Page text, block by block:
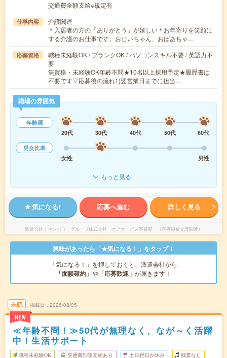
交通費全額支給※規定有
仕事内容
介護関連
＊入居者の方の「ありがとう」が嬉しい＊お年寄りを笑顔に
する介護のお仕事です。おじいちゃん、おばあちゃ…
応募資格
職種未経験OK / ブランクOK / パソコンスキル不要 / 英語力不
要
無資格・未経験OK年齢不問★10名以上採用予定★履歴書は
不要です▽応募後の流れ1)翌営業日までに担当…
職場の雰囲気
年齢層
20代
30代 40代 50代
60代
男女比率
女性
男性
もっと見る
気になる! 応募へ進む 詳しく見る
派遣会社 マンパワーグループ株式会社 ケアサービス事業部 （医療福祉介護関連）
興味があったら「★気になる！」をタップ！
「気になる！」を押しておくと、派遣会社から
「面談確約」 や 「応募歓迎」 が届きます！
未読
NEW
掲載日 2026/08/05
≪年齢不問！≫50代が無理なく、なが～く活躍
中！生活サポート
職種未経験OK 交通費別途支給あり 土日祝日が休み 残業なし